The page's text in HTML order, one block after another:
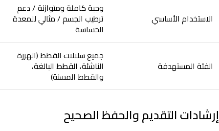
الاستخدام الأساسي
وجبة كاملة ومتوازنة / دعم
ترطيب الجسم / مثالي للمعدة
الحساسة
الفئة المستهدفة
جميع سلالات القطط (الهررة
الناشئة، القطط البالغة،
والقطط المسنة)
إرشادات التقديم والحفظ الصحيح